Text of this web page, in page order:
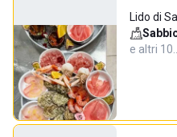
Lido di
e altri 10…